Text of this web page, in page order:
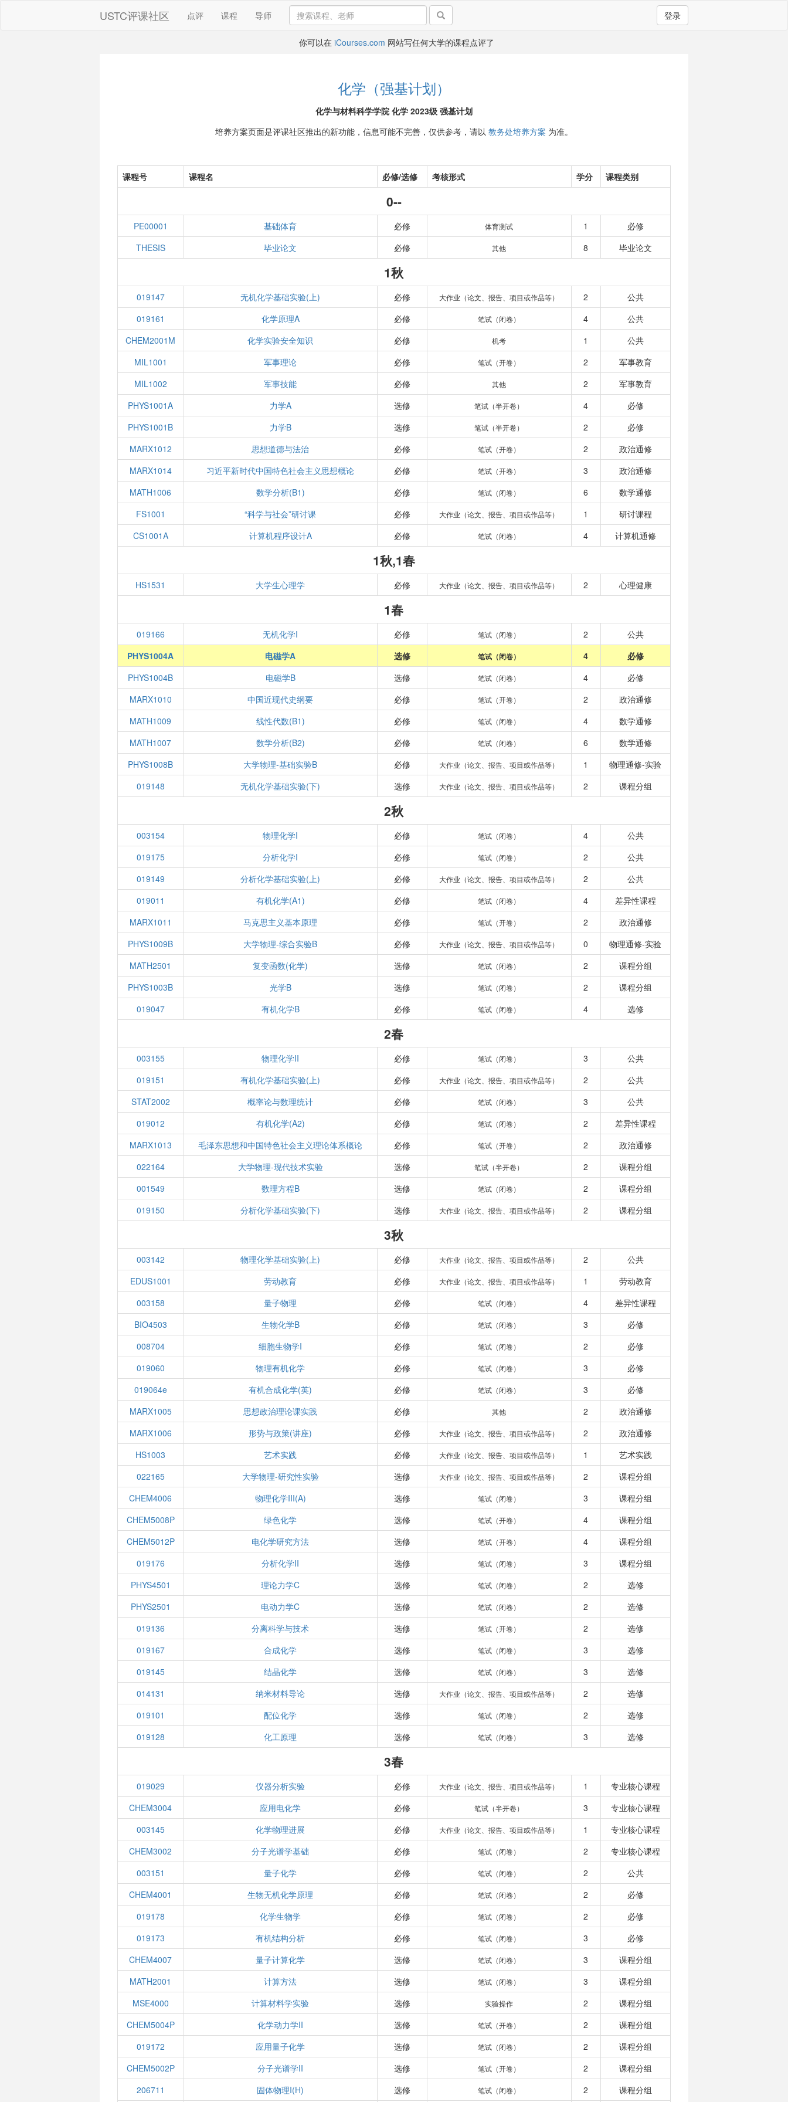
USTC评课社区 点评 课程 导师 登录
你可以在 iCourses.com 网站写任何大学的课程点评了
化学（强基计划）
化学与材料科学学院 化学 2023级 强基计划
培养方案页面是评课社区推出的新功能，信息可能不完善，仅供参考，请以 教务处培养方案 为准。
课程号 课程名 必修/选修 考核形式 学分 课程类别
0--
PE00001 基础体育 必修 体育测试 1
必修
THESIS
毕业论文 必修 其他 8 毕业论文
1秋
019147 无机化学基础实验(上) 必修 大作业（论文、报告、项目或作品等） 2
公共
019161
化学原理A 必修 笔试（闭卷） 4
公共
CHEM2001M
化学实验安全知识 必修 机考 1
公共
MIL1001
军事理论 必修 笔试（开卷） 2
军事教育
MIL1002
军事技能 必修 其他 2
军事教育
PHYS1001A
力学A 选修 笔试（半开卷） 4
必修
PHYS1001B
力学B 选修 笔试（半开卷） 2
必修
MARX1012
思想道德与法治 必修 笔试（开卷） 2
政治通修
MARX1014
习近平新时代中国特色社会主义思想概论 必修 笔试（开卷） 3
政治通修
MATH1006
数学分析(B1) 必修 笔试（闭卷） 6
数学通修
FS1001
“科学与社会”研讨课 必修 大作业（论文、报告、项目或作品等） 1
研讨课程
CS1001A
计算机程序设计A 必修 笔试（闭卷） 4 计算机通修
1秋,1春
HS1531 大学生心理学 必修 大作业（论文、报告、项目或作品等） 2 心理健康
1春
019166 无机化学I 必修 笔试（闭卷） 2
公共
PHYS1004A
电磁学A 选修 笔试（闭卷） 4
必修
PHYS1004B
电磁学B 选修 笔试（闭卷） 4
必修
MARX1010
中国近现代史纲要 必修 笔试（开卷） 2
政治通修
MATH1009
线性代数(B1) 必修 笔试（闭卷） 4
数学通修
MATH1007
数学分析(B2) 必修 笔试（闭卷） 6
数学通修
PHYS1008B
大学物理-基础实验B 必修 大作业（论文、报告、项目或作品等） 1
物理通修-实验
019148
无机化学基础实验(下) 选修 大作业（论文、报告、项目或作品等） 2 课程分组
2秋
003154 物理化学I 必修 笔试（闭卷） 4
公共
019175
分析化学I 必修 笔试（闭卷） 2
公共
019149
分析化学基础实验(上) 必修 大作业（论文、报告、项目或作品等） 2
公共
019011
有机化学(A1) 必修 笔试（闭卷） 4
差异性课程
MARX1011
马克思主义基本原理 必修 笔试（开卷） 2
政治通修
PHYS1009B
大学物理-综合实验B 必修 大作业（论文、报告、项目或作品等） 0
物理通修-实验
MATH2501
复变函数(化学) 选修 笔试（闭卷） 2
课程分组
PHYS1003B
光学B 选修 笔试（闭卷） 2
课程分组
019047
有机化学B 必修 笔试（闭卷） 4 选修
2春
003155 物理化学II 必修 笔试（闭卷） 3
公共
019151
有机化学基础实验(上) 必修 大作业（论文、报告、项目或作品等） 2
公共
STAT2002
概率论与数理统计 必修 笔试（闭卷） 3
公共
019012
有机化学(A2) 必修 笔试（闭卷） 2
差异性课程
MARX1013
毛泽东思想和中国特色社会主义理论体系概论 必修 笔试（开卷） 2
政治通修
022164
大学物理-现代技术实验 选修 笔试（半开卷） 2
课程分组
001549
数理方程B 选修 笔试（闭卷） 2
课程分组
019150
分析化学基础实验(下) 选修 大作业（论文、报告、项目或作品等） 2 课程分组
3秋
003142 物理化学基础实验(上) 必修 大作业（论文、报告、项目或作品等） 2
公共
EDUS1001
劳动教育 必修 大作业（论文、报告、项目或作品等） 1
劳动教育
003158
量子物理 必修 笔试（闭卷） 4
差异性课程
BIO4503
生物化学B 必修 笔试（闭卷） 3
必修
008704
细胞生物学I 必修 笔试（闭卷） 2
必修
019060
物理有机化学 必修 笔试（闭卷） 3
必修
019064e
有机合成化学(英) 必修 笔试（闭卷） 3
必修
MARX1005
思想政治理论课实践 必修 其他 2
政治通修
MARX1006
形势与政策(讲座) 必修 大作业（论文、报告、项目或作品等） 2
政治通修
HS1003
艺术实践 必修 大作业（论文、报告、项目或作品等） 1
艺术实践
022165
大学物理-研究性实验 选修 大作业（论文、报告、项目或作品等） 2
课程分组
CHEM4006
物理化学III(A) 选修 笔试（闭卷） 3
课程分组
CHEM5008P
绿色化学 选修 笔试（开卷） 4
课程分组
CHEM5012P
电化学研究方法 选修 笔试（开卷） 4
课程分组
019176
分析化学II 选修 笔试（闭卷） 3
课程分组
PHYS4501
理论力学C 选修 笔试（闭卷） 2
选修
PHYS2501
电动力学C 选修 笔试（闭卷） 2
选修
019136
分离科学与技术 选修 笔试（开卷） 2
选修
019167
合成化学 选修 笔试（闭卷） 3
选修
019145
结晶化学 选修 笔试（闭卷） 3
选修
014131
纳米材料导论 选修 大作业（论文、报告、项目或作品等） 2
选修
019101
配位化学 选修 笔试（闭卷） 2
选修
019128
化工原理 选修 笔试（闭卷） 3 选修
3春
019029 仪器分析实验 必修 大作业（论文、报告、项目或作品等） 1
专业核心课程
CHEM3004
应用电化学 必修 笔试（半开卷） 3
专业核心课程
003145
化学物理进展 必修 大作业（论文、报告、项目或作品等） 1
专业核心课程
CHEM3002
分子光谱学基础 必修 笔试（闭卷） 2
专业核心课程
003151
量子化学 必修 笔试（闭卷） 2
公共
CHEM4001
生物无机化学原理 必修 笔试（闭卷） 2
必修
019178
化学生物学 必修 笔试（闭卷） 2
必修
019173
有机结构分析 必修 笔试（闭卷） 3
必修
CHEM4007
量子计算化学 选修 笔试（闭卷） 3
课程分组
MATH2001
计算方法 选修 笔试（闭卷） 3
课程分组
MSE4000
计算材料学实验 选修 实验操作 2
课程分组
CHEM5004P
化学动力学II 选修 笔试（开卷） 2
课程分组
019172
应用量子化学 选修 笔试（闭卷） 2
课程分组
CHEM5002P
分子光谱学II 选修 笔试（开卷） 2
课程分组
206711
固体物理I(H) 选修 笔试（闭卷） 2 课程分组